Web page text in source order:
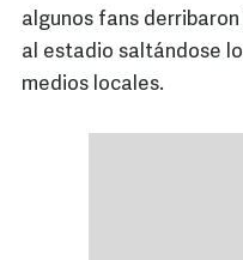
algunos fans
al estadio saltándose
medios locales.